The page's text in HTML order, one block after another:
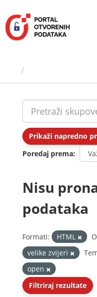
sadržaj
Prikaži napredno
Poredaj prema
Nisu
podataka
Formati: HTML
velike zvijeri
open
Filtriraj rezultate